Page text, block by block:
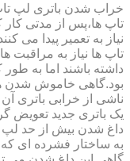
خراب شدن باتری لپ
تاپ ها،پس از مدتی کار
نیاز به تعمیر پیدا می
تاپ ها نیاز به مراقبت
داشته باشند اما به
بود.گاهی خاموش شدن
ناشی از خرابی باتری
یک باتری جدید تعویض
داغ شدن بیش از حد لپ
به ساختار فشرده ای